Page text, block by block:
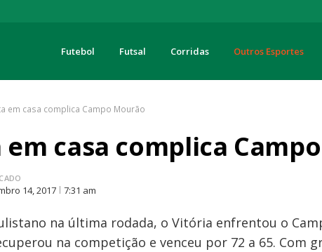
Futebol Futsal Corridas Outros Esportes
em casa complica Campo Mourão
casa complica
14, 2017 7:31 am
na última rodada, o Vitória enfrentou o
na competição e venceu por 72 a 65. Com